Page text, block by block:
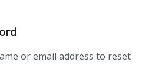
or email address to reset